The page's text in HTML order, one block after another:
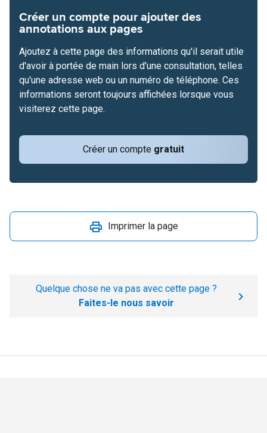
Créer un compte pour ajouter des
annotations aux pages
Créer un compte gratuit
Ajoutez à cette page des informations qu'il serait utile
d'avoir à portée de main lors d'une consultation, telles
qu'une adresse web ou un numéro de téléphone. Ces
informations seront toujours affichées lorsque vous
visiterez cette page.
Imprimer la page
Quelque chose ne va pas avec cette page ?
Faites-le nous savoir